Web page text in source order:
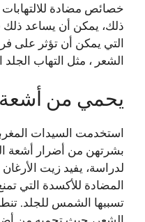
خصائص مضادة
ذلك، يمكن أن يساعد ذلك
التي يمكن أن تؤثر على
الشعر ، مثل التهاب
يحمي من
استخدمت السيدات
بشرتهن من أضرار أشعة
لدراسة، يفيد زيت
المضادة للأكسدة التي
تسببها الشمس للجلد.